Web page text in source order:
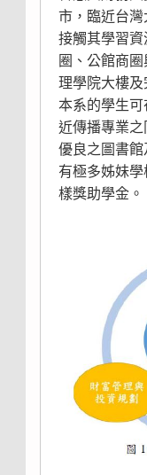
市，臨近台
接觸其學習
圈、公館商
理學院大樓及
本系的學生
近傳播專業
優良之圖書
有極多姊妹
樣獎助學金。